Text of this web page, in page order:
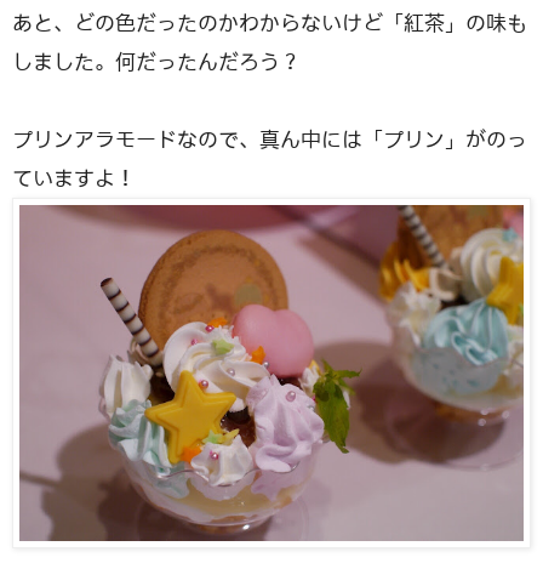
あと、どの色だったのかわからないけど「紅茶」の味も
しました。何だったんだろう？
プリンアラモードなので、真ん中には「プリン」がのっ
ていますよ！